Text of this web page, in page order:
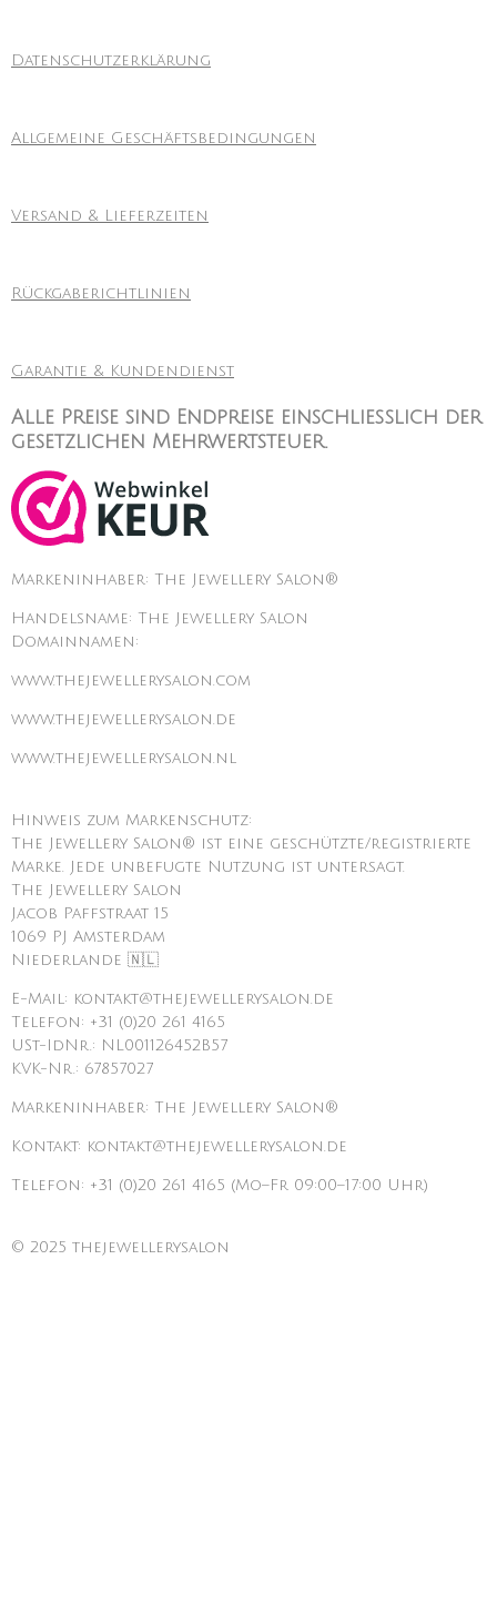
Datenschutzerklärung
Allgemeine Geschäftsbedingungen
Versand & Lieferzeiten
Rückgaberichtlinien
Garantie & Kundendienst
Alle Preise sind Endpreise einschließlich der
gesetzlichen Mehrwertsteuer.
Markeninhaber: The Jewellery Salon®
Handelsname: The Jewellery Salon
Domainnamen:
www.thejewellerysalon.com
www.thejewellerysalon.de
www.thejewellerysalon.nl
Hinweis zum Markenschutz:
The Jewellery Salon® ist eine geschützte/registrierte
Marke. Jede unbefugte Nutzung ist untersagt.
The Jewellery Salon
Jacob Paffstraat 15
1069 PJ Amsterdam
Niederlande 🇳🇱
E-Mail: kontakt@thejewellerysalon.de
Telefon: +31 (0)20 261 4165
USt-IdNr.: NL001126452B57
KVK-Nr.: 67857027
Markeninhaber: The Jewellery Salon®
Kontakt: kontakt@thejewellerysalon.de
Telefon: +31 (0)20 261 4165 (Mo–Fr 09:00–17:00 Uhr)
© 2025 thejewellerysalon